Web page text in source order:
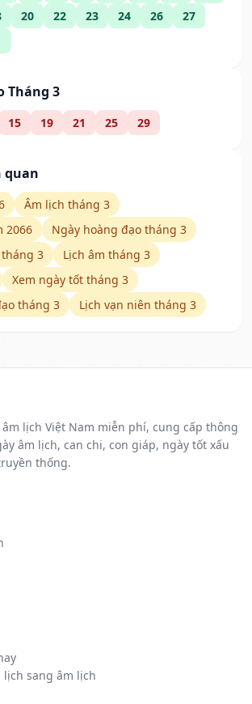
20 22 23 24 26
27
Tháng 3
15 19 21 25 29
quan
Âm lịch tháng 3
2066
Ngày hoàng đạo tháng 3
3
Lịch âm tháng 3
Xem ngày tốt tháng 3
tháng 3
Lịch vạn niên tháng 3
lịch Việt Nam miễn phí, cung cấp thông
âm lịch, can chi, con giáp, ngày tốt xấu
thống.
sang âm lịch